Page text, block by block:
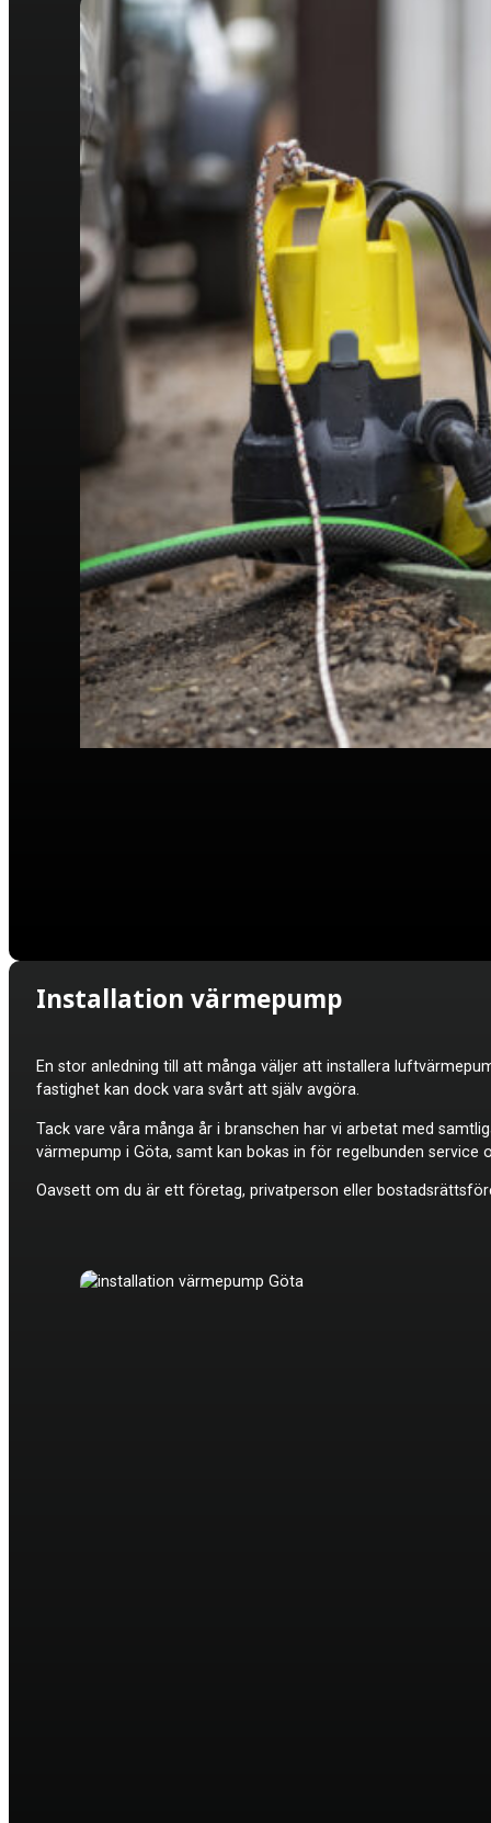
Installation värmepump
En stor anledning till att många väljer att installera
fastighet kan dock vara svårt att själv avgöra.
Tack vare våra många år i branschen har vi arbetat med
värmepump i Göta, samt kan bokas in för regelbunden
Oavsett om du är ett företag, privatperson eller